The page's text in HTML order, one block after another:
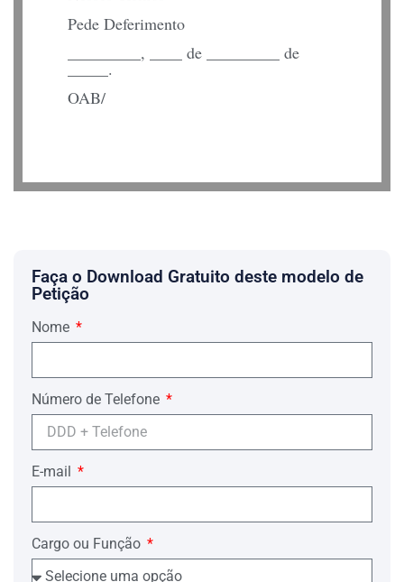
Pede Deferimento
_________, ____ de _________ de
_____.
OAB/
Faça o Download Gratuito deste modelo de
Petição
Nome
Número de Telefone
E-mail
Cargo ou Função